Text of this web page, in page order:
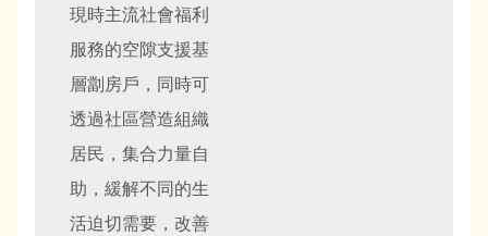
現時主流社會福利
服務的空隙支援基
層劏房戶，同時可
透過社區營造組織
居民，集合力量自
助，緩解不同的生
活迫切需要，改善